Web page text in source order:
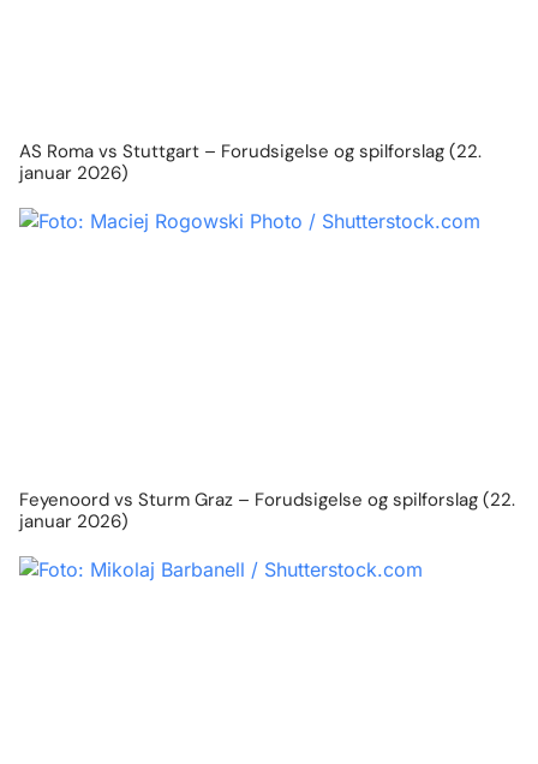
AS Roma vs Stuttgart – Forudsigelse og spilforslag (22.
januar 2026)
Feyenoord vs Sturm Graz – Forudsigelse og spilforslag (22.
januar 2026)